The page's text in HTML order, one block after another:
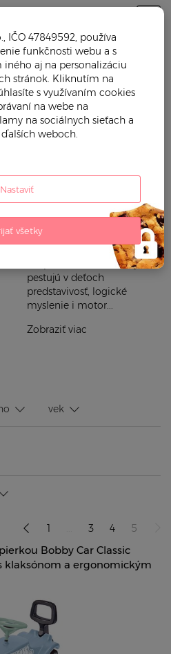
Trendy Mama vám ponúka
prvotriedne hračky
oceňovanej nemeckej
značky BIG, charakteristické
materiálov, ktoré sú
zdravotne neškodné, vysoko
odolné a recyklovateľné.
Výrobca zároveň kladie
maximálny dôraz na
bezpečnosť detí. Hračky BIG
pestujú v deťoch
predstavivosť, logické
myslenie i motor...
Zobraziť viac
1 3 4 5
Bobby Car Classic
klaksónom a ergonomickým
IČO 47849592, používa
funkčnosti webu a s
aj na personalizáciu
stránok. Kliknutím na
s využívaním cookies
na webe na
na sociálnych sieťach a
weboch.
Nastaviť
všetky